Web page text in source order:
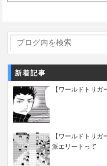
新着記事
【ワールドトリ
【ワールドトリ
派エリートって